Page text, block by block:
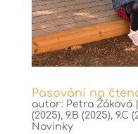
Pasování na
autor: Petra Žáková|
(2025), 9.B (2025), 9.C
Novinky